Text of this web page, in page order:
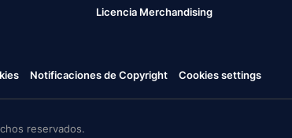
Licencia Merchandising
Notificaciones de Copyright Cookies settings
reservados.